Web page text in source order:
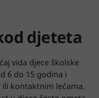
djeteta
vida djece školske
6 do 15 godina i
ili kontaktnim lećama.